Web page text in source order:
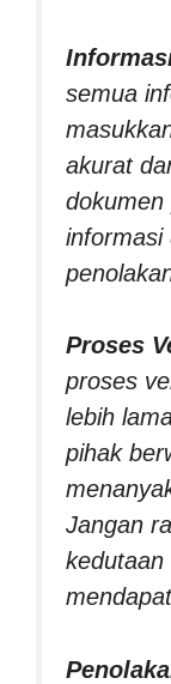
semua
akurat
dokumen
informasi
Proses
proses
lebih
pihak
Jangan